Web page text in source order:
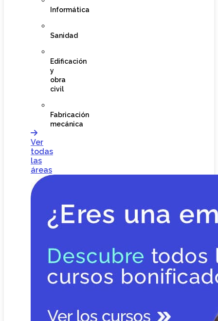
Informática
Sanidad
Edificación
y
obra
civil
Fabricación
mecánica
Ver
todas
las
áreas